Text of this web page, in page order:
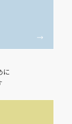
に